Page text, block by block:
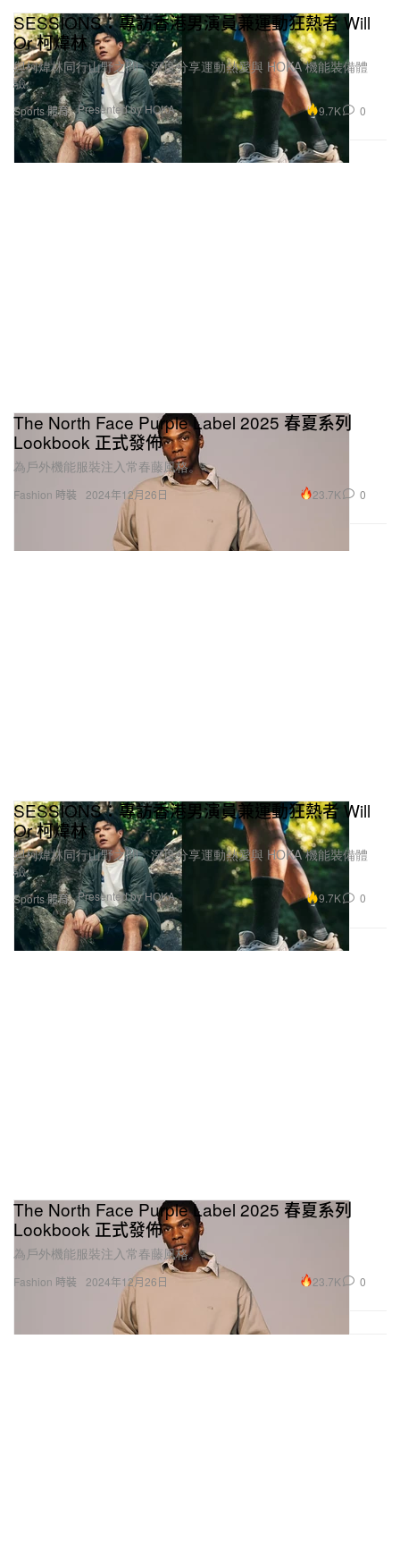
Sports 體育
SESSIONS：專訪香港男演員兼運動狂熱者 Will
Or 柯煒林
與柯煒林同行山野之間，深度分享運動熱愛與 HOKA 機能裝備體
驗。
Presented by HOKA 9.7K 0
Fashion 時裝
The North Face Purple Label 2025 春夏系列
Lookbook 正式發佈
為戶外機能服裝注入常春藤風格。
2024年12月26日 23.7K 0
Sports 體育
SESSIONS：專訪香港男演員兼運動狂熱者 Will
Or 柯煒林
與柯煒林同行山野之間，深度分享運動熱愛與 HOKA 機能裝備體
驗。
Presented by HOKA 9.7K 0
Fashion 時裝
The North Face Purple Label 2025 春夏系列
Lookbook 正式發佈
為戶外機能服裝注入常春藤風格。
2024年12月26日 23.7K 0